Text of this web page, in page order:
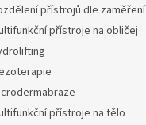
přístrojů dle zaměření
přístroje na obličej
přístroje na tělo